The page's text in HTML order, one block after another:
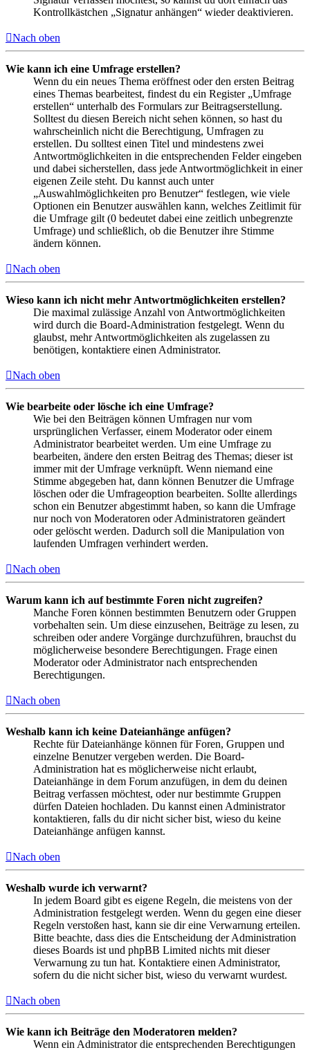
Kontrollkästchen „Signatur anhängen“ wieder deaktivieren.
Nach oben
Wie kann ich eine Umfrage erstellen?
Wenn du ein neues Thema eröffnest oder den ersten Beitrag
eines Themas bearbeitest, findest du ein Register „Umfrage
erstellen“ unterhalb des Formulars zur Beitragserstellung.
Solltest du diesen Bereich nicht sehen können, so hast du
wahrscheinlich nicht die Berechtigung, Umfragen zu
erstellen. Du solltest einen Titel und mindestens zwei
Antwortmöglichkeiten in die entsprechenden Felder eingeben
und dabei sicherstellen, dass jede Antwortmöglichkeit in einer
eigenen Zeile steht. Du kannst auch unter
„Auswahlmöglichkeiten pro Benutzer“ festlegen, wie viele
Optionen ein Benutzer auswählen kann, welches Zeitlimit für
die Umfrage gilt (0 bedeutet dabei eine zeitlich unbegrenzte
Umfrage) und schließlich, ob die Benutzer ihre Stimme
ändern können.
Nach oben
Wieso kann ich nicht mehr Antwortmöglichkeiten erstellen?
Die maximal zulässige Anzahl von Antwortmöglichkeiten
wird durch die Board-Administration festgelegt. Wenn du
glaubst, mehr Antwortmöglichkeiten als zugelassen zu
benötigen, kontaktiere einen Administrator.
Nach oben
Wie bearbeite oder lösche ich eine Umfrage?
Wie bei den Beiträgen können Umfragen nur vom
ursprünglichen Verfasser, einem Moderator oder einem
Administrator bearbeitet werden. Um eine Umfrage zu
bearbeiten, ändere den ersten Beitrag des Themas; dieser ist
immer mit der Umfrage verknüpft. Wenn niemand eine
Stimme abgegeben hat, dann können Benutzer die Umfrage
löschen oder die Umfrageoption bearbeiten. Sollte allerdings
schon ein Benutzer abgestimmt haben, so kann die Umfrage
nur noch von Moderatoren oder Administratoren geändert
oder gelöscht werden. Dadurch soll die Manipulation von
laufenden Umfragen verhindert werden.
Nach oben
Warum kann ich auf bestimmte Foren nicht zugreifen?
Manche Foren können bestimmten Benutzern oder Gruppen
vorbehalten sein. Um diese einzusehen, Beiträge zu lesen, zu
schreiben oder andere Vorgänge durchzuführen, brauchst du
möglicherweise besondere Berechtigungen. Frage einen
Moderator oder Administrator nach entsprechenden
Berechtigungen.
Nach oben
Weshalb kann ich keine Dateianhänge anfügen?
Rechte für Dateianhänge können für Foren, Gruppen und
einzelne Benutzer vergeben werden. Die Board-
Administration hat es möglicherweise nicht erlaubt,
Dateianhänge in dem Forum anzufügen, in dem du deinen
Beitrag verfassen möchtest, oder nur bestimmte Gruppen
dürfen Dateien hochladen. Du kannst einen Administrator
kontaktieren, falls du dir nicht sicher bist, wieso du keine
Dateianhänge anfügen kannst.
Nach oben
Weshalb wurde ich verwarnt?
In jedem Board gibt es eigene Regeln, die meistens von der
Administration festgelegt werden. Wenn du gegen eine dieser
Regeln verstoßen hast, kann sie dir eine Verwarnung erteilen.
Bitte beachte, dass dies die Entscheidung der Administration
dieses Boards ist und phpBB Limited nichts mit dieser
Verwarnung zu tun hat. Kontaktiere einen Administrator,
sofern du die nicht sicher bist, wieso du verwarnt wurdest.
Nach oben
Wie kann ich Beiträge den Moderatoren melden?
Wenn ein Administrator die entsprechenden Berechtigungen